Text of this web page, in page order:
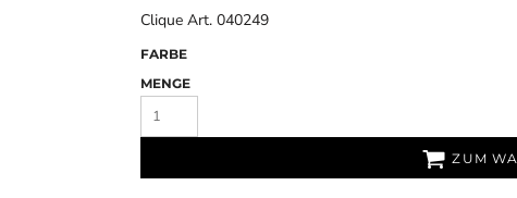
Clique Art. 040249
FARBE
MENGE
ZUM